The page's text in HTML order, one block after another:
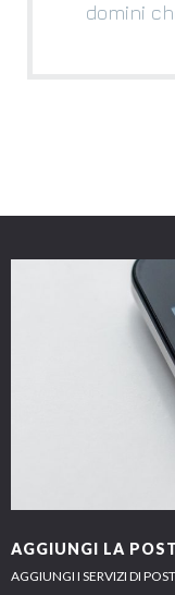
domini
AGGIUNGI LA
AGGIUNGI I SERVIZI DI